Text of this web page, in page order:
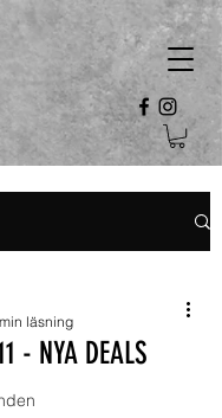
- NYA DEALS
läsning